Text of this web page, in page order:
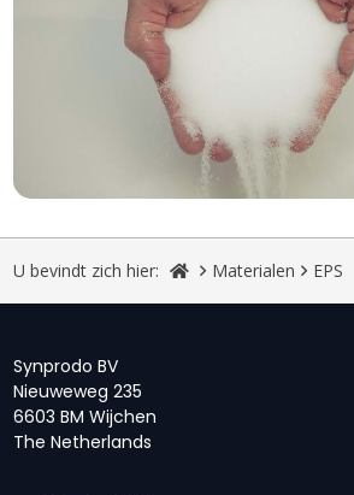
U bevindt zich hier: Materialen EPS
Synprodo BV
Nieuweweg 235
6603 BM Wijchen
The Netherlands